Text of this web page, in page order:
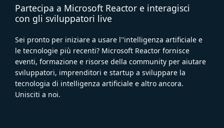
Partecipa a Microsoft Reactor e interagisci
con gli sviluppatori live
Sei pronto per iniziare a usare l''intelligenza artificiale e
le tecnologie più recenti? Microsoft Reactor fornisce
eventi, formazione e risorse della community per aiutare
sviluppatori, imprenditori e startup a sviluppare la
tecnologia di intelligenza artificiale e altro ancora.
Unisciti a noi.